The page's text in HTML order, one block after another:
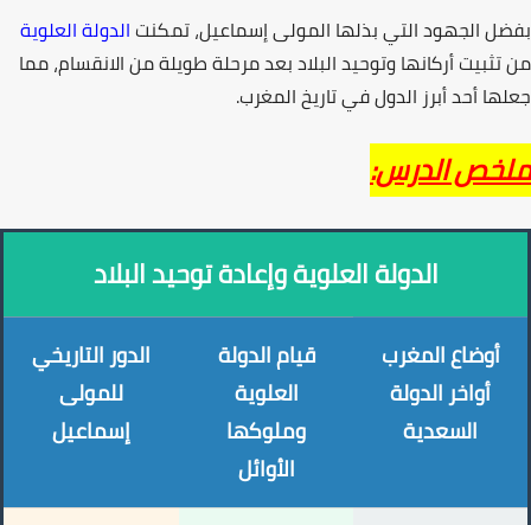
الجهود التي بذلهاالمولى إسماعيل، تمكنتالدولة العلوية
أركانها وتوحيد البلاد بعد مرحلة طويلة من الانقسام، مما
أحد أبرز الدول في تاريخ المغرب.
الدرس:
الدولة العلوية وإعادة توحيد البلاد
أوضاع المغرب
أواخر الدولة
السعدية
قيام الدولة
العلوية
وملوكها
الأوائل
الدور التاريخي
للمولى
إسماعيل